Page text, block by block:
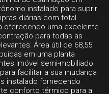
instalado para suprir
diárias com total
oferecendo uma excelente
para todas as
Área útil de 68,55
em uma planta
Imóvel semi-mobiliado
facilitar a sua mudança
instalado fornecendo
conforto térmico para a